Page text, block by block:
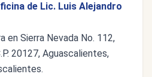
de Lic. Luis Alejandro
en Sierra Nevada No. 112,
20127, Aguascalientes,